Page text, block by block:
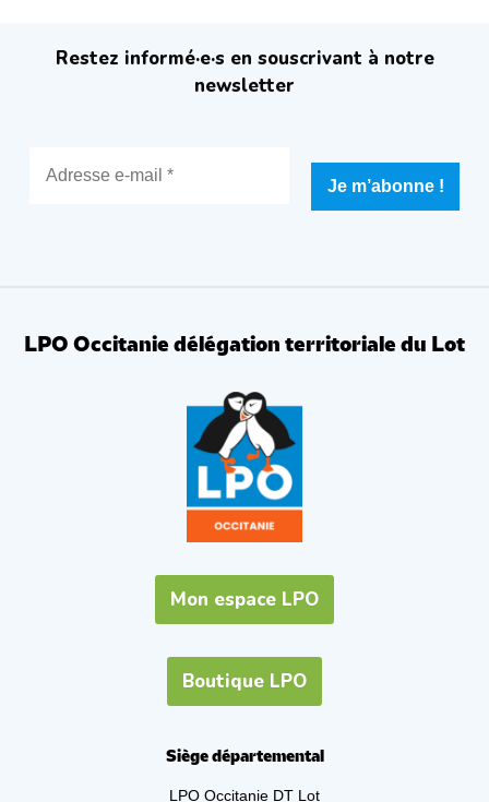
Restez informé·e·s en souscrivant à notre
newsletter
LPO Occitanie délégation territoriale du Lot
Mon espace LPO
Boutique LPO
Siège départemental
LPO Occitanie DT Lot